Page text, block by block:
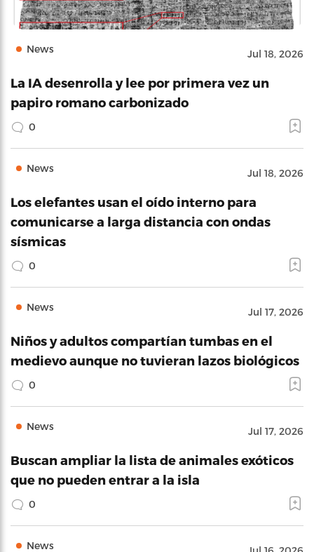
News Jul 18, 2026
La IA desenrolla y lee por primera vez un
papiro romano carbonizado
0
News Jul 18, 2026
Los elefantes usan el oído interno para
comunicarse a larga distancia con ondas
sísmicas
0
News Jul 17, 2026
Niños y adultos compartían tumbas en el
medievo aunque no tuvieran lazos biológicos
0
News Jul 17, 2026
Buscan ampliar la lista de animales exóticos
que no pueden entrar a la isla
0
News